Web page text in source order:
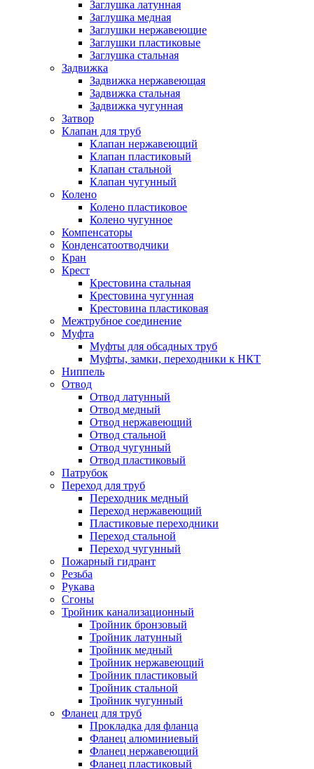
Заглушка латунная
Заглушка медная
Заглушки нержавеющие
Заглушки пластиковые
Заглушка стальная
Задвижка
Задвижка нержавеющая
Задвижка стальная
Задвижка чугунная
Затвор
Клапан для труб
Клапан нержавеющий
Клапан пластиковый
Клапан стальной
Клапан чугунный
Колено
Колено пластиковое
Колено чугунное
Компенсаторы
Конденсатоотводчики
Кран
Крест
Крестовина стальная
Крестовина чугунная
Крестовина пластиковая
Межтрубное соединение
Муфта
Муфты для обсадных труб
Муфты, замки, переходники к НКТ
Ниппель
Отвод
Отвод латунный
Отвод медный
Отвод нержавеющий
Отвод стальной
Отвод чугунный
Отвод пластиковый
Патрубок
Переход для труб
Переходник медный
Переход нержавеющий
Пластиковые переходники
Переход стальной
Переход чугунный
Пожарный гидрант
Резьба
Рукава
Сгоны
Тройник канализационный
Тройник бронзовый
Тройник латунный
Тройник медный
Тройник нержавеющий
Тройник пластиковый
Тройник стальной
Тройник чугунный
Фланец для труб
Прокладка для фланца
Фланец алюминиевый
Фланец нержавеющий
Фланец пластиковый